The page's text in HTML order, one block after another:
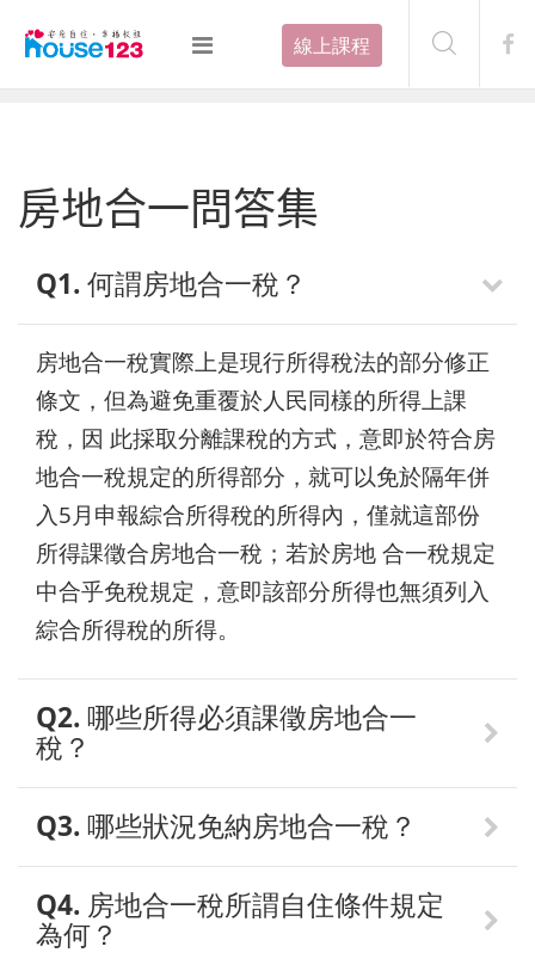
線上課程
房地合一問答集
Q1. 何謂房地合一稅？
房地合一稅實際上是現行所得稅法的部分修正
條文，但為避免重覆於人民同樣的所得上課
稅，因 此採取分離課稅的方式，意即於符合房
地合一稅規定的所得部分，就可以免於隔年併
入5月申報綜合所得稅的所得內，僅就這部份
所得課徵合房地合一稅；若於房地 合一稅規定
中合乎免稅規定，意即該部分所得也無須列入
綜合所得稅的所得。
Q2. 哪些所得必須課徵房地合一
稅？
Q3. 哪些狀況免納房地合一稅？
Q4. 房地合一稅所謂自住條件規定
為何？